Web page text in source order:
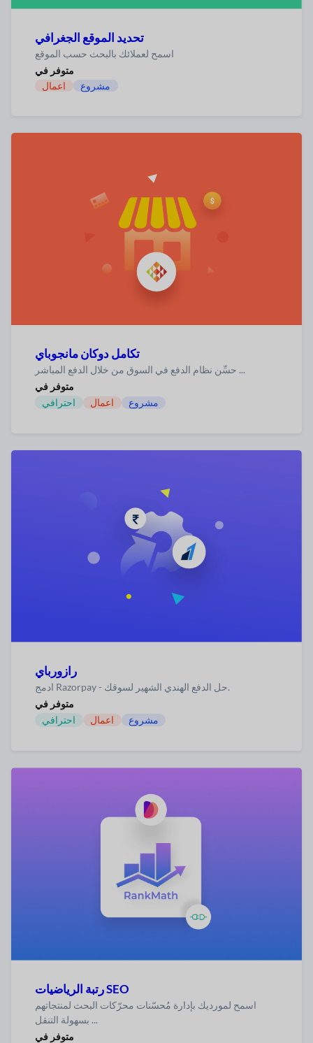
تحديد الموقع الجغرافي
اسمح لعملائك بالبحث حسب الموقع
متوفر في
اعمال
مشروع
تكامل دوكان مانجوباي
حسِّن نظام الدفع في السوق من خلال الدفع المباشر ...
متوفر في
احترافي
اعمال مشروع
رازورباي
ادمج Razorpay - حل الدفع الهندي الشهير لسوقك.
متوفر في
احترافي
اعمال مشروع
رتبة الرياضيات SEO
اسمح لمورديك بإدارة مُحسّنات محرّكات البحث لمنتجاتهم
بسهولة التنقل ...
متوفر في